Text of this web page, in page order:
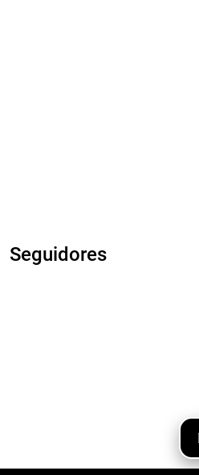
Seguidores